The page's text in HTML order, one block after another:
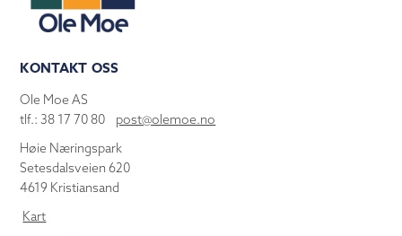
KONTAKT OSS
Ole Moe AS
tlf.: 38 17 70 80 post@olemoe.no
Høie Næringspark
Setesdalsveien 620
4619 Kristiansand
Kart